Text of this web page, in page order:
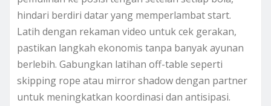
hindari berdiri datar yang memperlambat start.
Latih dengan rekaman video untuk cek gerakan,
pastikan langkah ekonomis tanpa banyak ayunan
berlebih. Gabungkan latihan off-table seperti
skipping rope atau mirror shadow dengan partner
untuk meningkatkan koordinasi dan antisipasi.